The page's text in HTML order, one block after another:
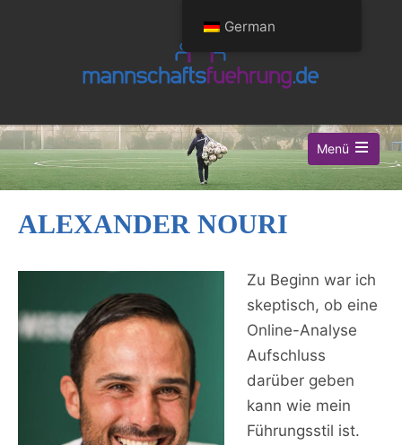
Menü
ALEXANDER NOURI
Zu Beginn war ich
skeptisch, ob eine
Online-Analyse
Aufschluss
darüber geben
kann wie mein
Führungsstil ist.
German